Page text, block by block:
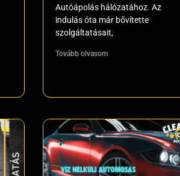
Autóápolás hálózatához. Az
indulás óta már bővítette
szolgáltatásait,
Tovább olvasom